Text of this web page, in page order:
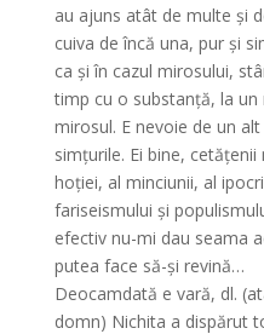
au ajuns atât de multe și
cuiva de încă una, pur și
ca și în cazul mirosului,
timp cu o substanță, la
mirosul. E nevoie de un
simțurile. Ei bine,
hoției, al minciunii, al
fariseismului și
efectiv nu-mi dau seama
putea face să-și revină…
Deocamdată e vară, dl.
domn) Nichita a dispărut